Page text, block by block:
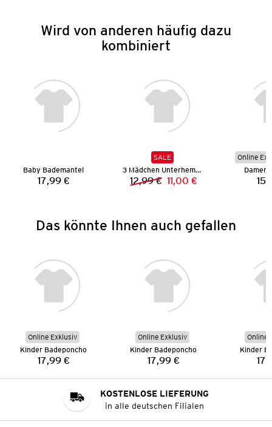
Wird von anderen häufig dazu
kombiniert
Baby Bademantel
Preis:
17,99 €
SALE
3 Mädchen Unterhemden
Vorheriger Preis:
12,99 € Neuer Preis:
11,00 €
Online
Damen
Das könnte Ihnen auch gefallen
Online Exklusiv
Kinder Badeponcho
Preis:
17,99 €
Online Exklusiv
Kinder Badeponcho
Preis:
17,99 €
Online
Kinder
KOSTENLOSE LIEFERUNG
in alle deutschen Filialen